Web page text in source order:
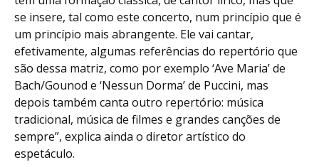
se insere, tal como este concerto, num princípio que é
um princípio mais abrangente. Ele vai cantar,
efetivamente, algumas referências do repertório que
são dessa matriz, como por exemplo ‘Ave Maria’ de
Bach/Gounod e ‘Nessun Dorma’ de Puccini, mas
depois também canta outro repertório: música
tradicional, música de filmes e grandes canções de
sempre”, explica ainda o diretor artístico do
espetáculo.